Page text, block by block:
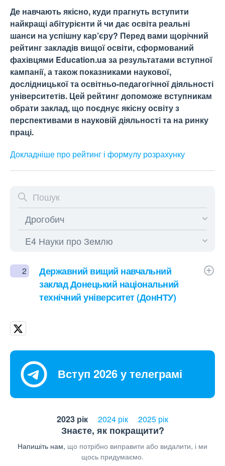
Де навчають якісно, куди прагнуть вступити
найкращі абітурієнти й чи дає освіта реальні
шанси на успішну кар’єру? Перед вами щорічний
рейтинг закладів вищої освіти, сформований
фахівцями Education.ua за результатами вступної
кампанії, а також показниками наукової,
дослідницької та освітньо-педагогічної діяльності
університетів. Цей рейтинг допоможе вступникам
обрати заклад, що поєднує якісну освіту з
перспективами в науковій діяльності та на ринку
праці.
Докладніше про рейтинг і формулу розрахунку
2
Державний вищий навчальний
заклад Донецький національний
технічний університет (ДонНТУ)
Вступ 2026 у телеграмі
2023 рік 2024 рік 2025 рік
Знаєте, як покращити?
Напишіть нам, що потрібно виправити або видалити, і ми
щось придумаємо.